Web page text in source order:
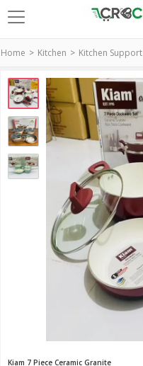
Home Kitchen Kitchen Support
Kiam 7 Piece Ceramic Granite